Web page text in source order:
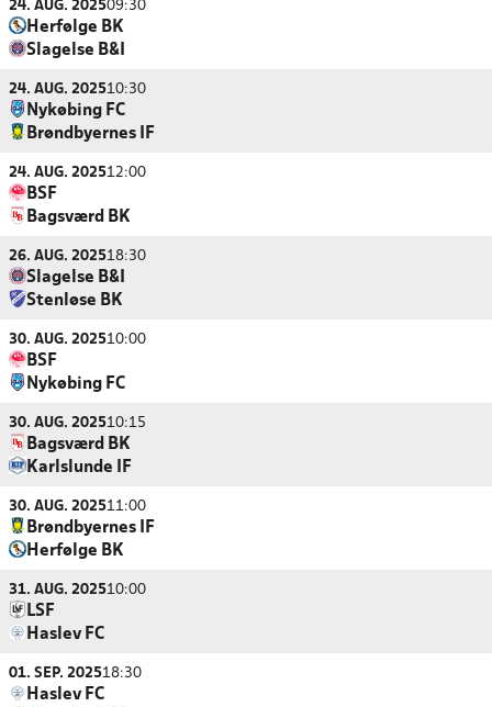
24. AUG. 202509:30
Herfølge BK
Slagelse B&I
24. AUG. 202510:30
Nykøbing FC
Brøndbyernes IF
24. AUG. 202512:00
BSF
Bagsværd BK
26. AUG. 202518:30
Slagelse B&I
Stenløse BK
30. AUG. 202510:00
BSF
Nykøbing FC
30. AUG. 202510:15
Bagsværd BK
Karlslunde IF
30. AUG. 202511:00
Brøndbyernes IF
Herfølge BK
31. AUG. 202510:00
LSF
Haslev FC
01. SEP. 202518:30
Haslev FC